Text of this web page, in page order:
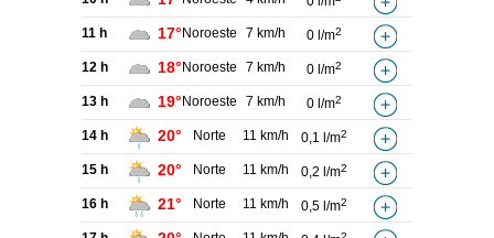
11 h 17° Noroeste 7 km/h 0 l/m2
12 h 18° Noroeste 7 km/h 0 l/m2
13 h 19° Noroeste 7 km/h 0 l/m2
14 h 20° Norte 11 km/h 0,1 l/m2
15 h 20° Norte 11 km/h 0,2 l/m2
16 h 21° Norte 11 km/h 0,5 l/m2